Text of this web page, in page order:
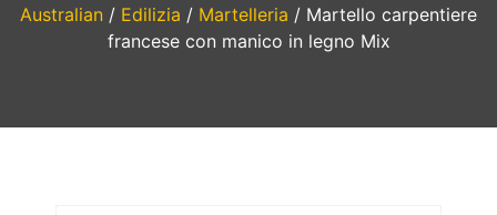
Australian / Edilizia / Martelleria / Martello carpentiere
francese con manico in legno Mix